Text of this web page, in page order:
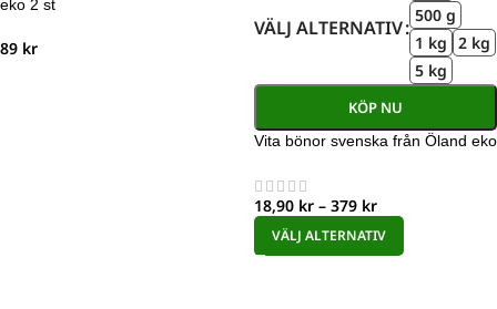
eko 2 st
89 kr
VÄLJ ALTERNATIV
500 g
1 kg 2 kg
5 kg
KÖP NU
Vita bönor svenska från Öland eko
18,90 kr – 379 kr
VÄLJ ALTERNATIV